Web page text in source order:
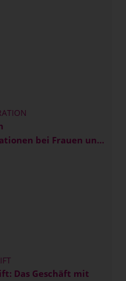
bei Frauen und
Das Geschäft mit